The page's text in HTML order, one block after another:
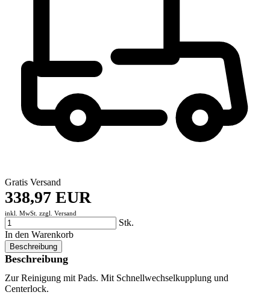
Gratis Versand
338,97 EUR
inkl. MwSt. zzgl. Versand
Stk.
In den Warenkorb
Beschreibung
Beschreibung
Zur Reinigung mit Pads. Mit Schnellwechselkupplung und
Centerlock.